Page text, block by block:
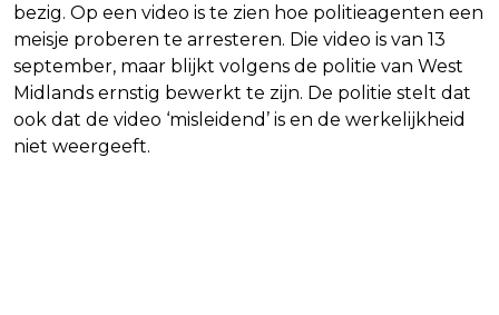
bezig. Op een video is te zien hoe politieagenten een
meisje proberen te arresteren. Die video is van 13
september, maar blijkt volgens de politie van West
Midlands ernstig bewerkt te zijn. De politie stelt dat
ook dat de video ‘misleidend’ is en de werkelijkheid
niet weergeeft.